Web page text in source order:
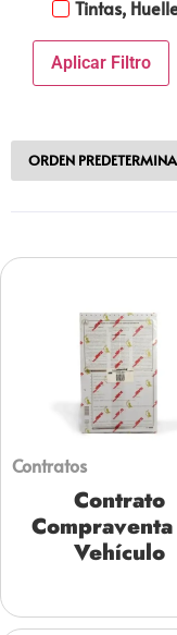
Tintas,
Aplicar Filtro
Contratos
Contrato
Vehículo